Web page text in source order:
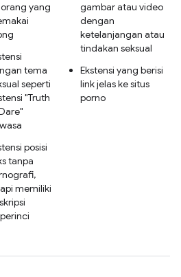
yang
tema
seperti
"Truth
posisi
tanpa
memiliki
gambar atau video
dengan
ketelanjangan atau
tindakan seksual
Ekstensi yang berisi
link jelas ke situs
porno